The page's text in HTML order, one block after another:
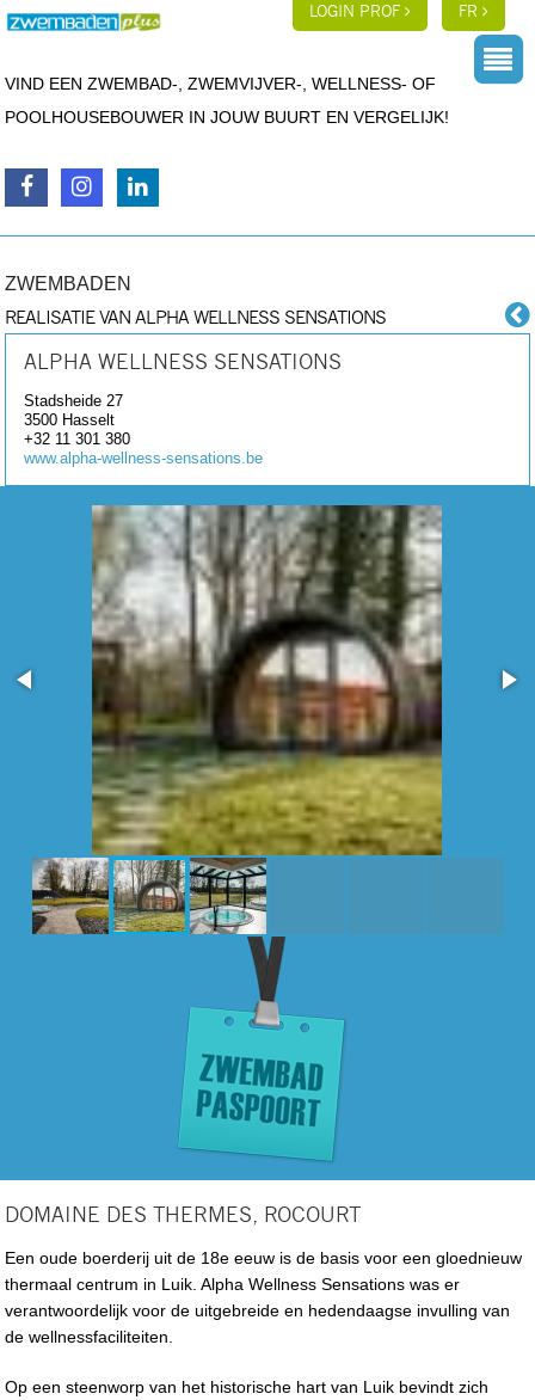
LOGIN PROF FR
VIND EEN ZWEMBAD-, ZWEMVIJVER-, WELLNESS- OF
POOLHOUSEBOUWER IN JOUW BUURT EN VERGELIJK!
ZWEMBADEN
REALISATIE VAN ALPHA WELLNESS SENSATIONS
ALPHA WELLNESS SENSATIONS
Stadsheide 27
3500 Hasselt
+32 11 301 380
www.alpha-wellness-sensations.be
DOMAINE DES THERMES, ROCOURT
Een oude boerderij uit de 18e eeuw is de basis voor een gloednieuw
thermaal centrum in Luik. Alpha Wellness Sensations was er
verantwoordelijk voor de uitgebreide en hedendaagse invulling van
de wellnessfaciliteiten.
Op een steenworp van het historische hart van Luik bevindt zich